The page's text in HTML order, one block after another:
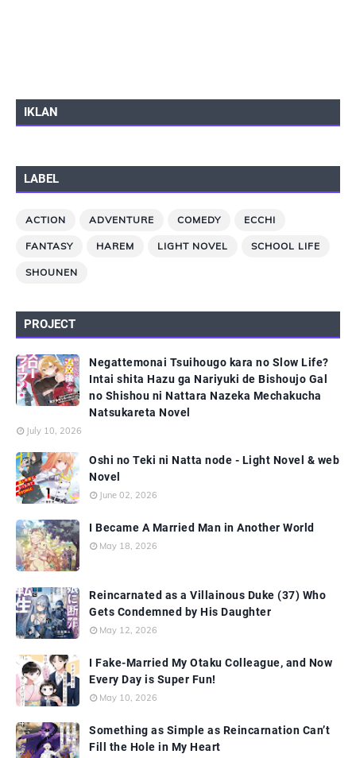
IKLAN
LABEL
ACTION ADVENTURE COMEDY ECCHI
FANTASY HAREM LIGHT NOVEL SCHOOL LIFE
SHOUNEN
PROJECT
Negattemonai Tsuihougo kara no Slow Life?
Intai shita Hazu ga Nariyuki de Bishoujo Gal
no Shishou ni Nattara Nazeka Mechakucha
Natsukareta Novel
July 10, 2026
Oshi no Teki ni Natta node - Light Novel & web
Novel
June 02, 2026
I Became A Married Man in Another World
May 18, 2026
Reincarnated as a Villainous Duke (37) Who
Gets Condemned by His Daughter
May 12, 2026
I Fake-Married My Otaku Colleague, and Now
Every Day is Super Fun!
May 10, 2026
Something as Simple as Reincarnation Can’t
Fill the Hole in My Heart